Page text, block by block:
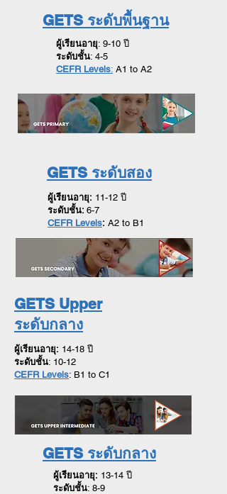
GETS ระดับพื้นฐาน
ผู้เรียนอายุ: 9-10 ปี
ระดับชั้น: 4-5
CEFR Levels: A1 to A2
GETS ระดับสอง
ผู้เรียนอายุ: 11-12 ปี
ระดับชั้น: 6-7
CEFR Levels: A2 to B1
GETS Upper
ระดับกลาง
ผู้เรียนอายุ: 14-18 ปี
ระดับชั้น: 10-12
CEFR Levels: B1 to C1
GETS ระดับกลาง
ผู้เรียนอายุ: 13-14 ปี
ระดับชั้น: 8-9